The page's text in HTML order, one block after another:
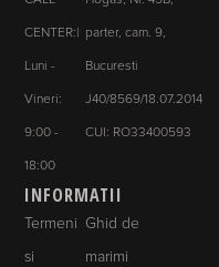
CENTER:|
Luni -
Vineri:
9:00 -
18:00
parter, cam. 9,
Bucuresti
J40/8569/18.07.2014
CUI: RO33400593
INFORMATII
Termeni
si
Ghid de
marimi